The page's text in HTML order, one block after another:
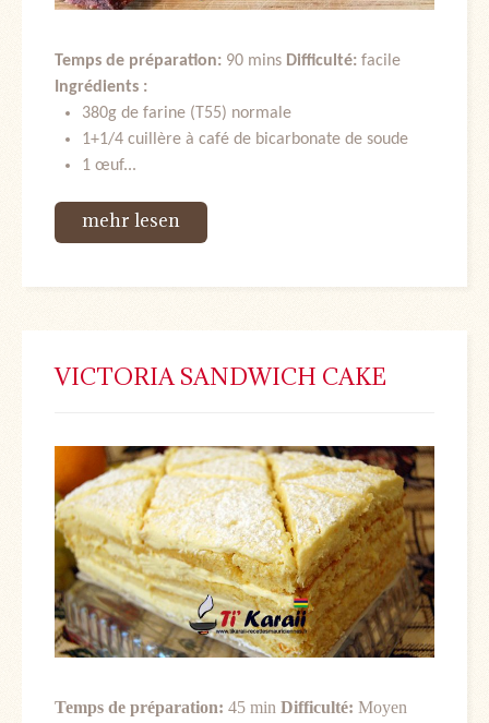
Temps de préparation: 90 mins Difficulté: facile
Ingrédients :
380g de farine (T55) normale
1+1/4 cuillère à café de bicarbonate de soude ­
1 œuf...
mehr lesen
VICTORIA SANDWICH CAKE
Temps de préparation: 45 min Difficulté: Moyen